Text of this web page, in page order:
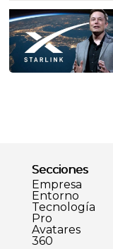
Secciones
Empresa
Entorno
Tecnología
Pro
Avatares
360